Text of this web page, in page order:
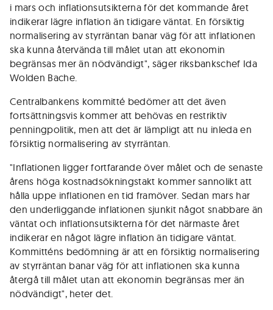
i mars och inflationsutsikterna för det kommande året
indikerar lägre inflation än tidigare väntat. En försiktig
normalisering av styrräntan banar väg för att inflationen
ska kunna återvända till målet utan att ekonomin
begränsas mer än nödvändigt", säger riksbankschef Ida
Wolden Bache.
Centralbankens kommitté bedömer att det även
fortsättningsvis kommer att behövas en restriktiv
penningpolitik, men att det är lämpligt att nu inleda en
försiktig normalisering av styrräntan.
"Inflationen ligger fortfarande över målet och de senaste
årens höga kostnadsökningstakt kommer sannolikt att
hålla uppe inflationen en tid framöver. Sedan mars har
den underliggande inflationen sjunkit något snabbare än
väntat och inflationsutsikterna för det närmaste året
indikerar en något lägre inflation än tidigare väntat.
Kommitténs bedömning är att en försiktig normalisering
av styrräntan banar väg för att inflationen ska kunna
återgå till målet utan att ekonomin begränsas mer än
nödvändigt", heter det.